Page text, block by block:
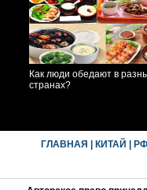
Как люди обедают в
странах?
ГЛАВНАЯ КИТАЙ